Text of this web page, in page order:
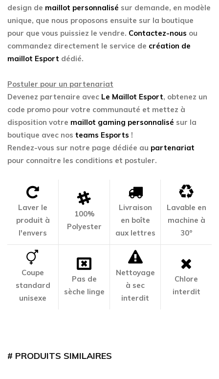
design de maillot personnalisé sur demande, en modèle
unique, que nous proposons ensuite sur la boutique
pour que vous puissiez le vendre. Contactez-nous ou
commandez directement le service de création de
maillot Esport dédié.
Postuler pour un partenariat
Devenez partenaire avec Le Maillot Esport, obtenez un
code promo pour votre communauté et mettez à
disposition votre maillot gaming personnalisé sur la
boutique avec nos teams Esports !
Rendez-vous sur notre page dédiée au partenariat
pour connaitre les conditions et postuler.
Laver le
produit à
l'envers
100%
Polyester
Livraison
en boîte
aux lettres
Lavable en
machine à
30°
Coupe
standard
unisexe
Pas de
sèche linge
Nettoyage
à sec
interdit
Chlore
interdit
PRODUITS SIMILAIRES